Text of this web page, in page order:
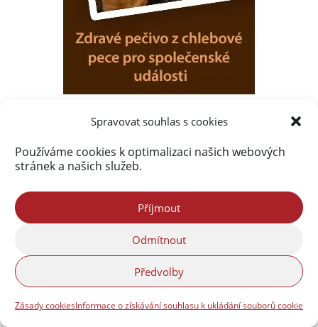
Spravovat souhlas s cookies
Používáme cookies k optimalizaci našich webových
stránek a našich služeb.
Příjmout
Odmítnout
Předvolby
Zásady cookiesInformace o získávání souhlasu k ukládání souborů cookie